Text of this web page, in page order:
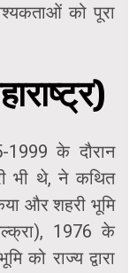
को पूरा
1999 के दौरान
भी थे, ने कथित
और शहरी भूमि
1976 के
को राज्य द्वारा